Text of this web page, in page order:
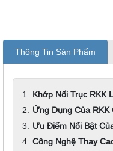
Thông Tin Sản Phẩm
Khớp Nối Trục RKK
Ứng Dụng Của RKK
Ưu Điểm Nổi Bật
Công Nghệ Thay